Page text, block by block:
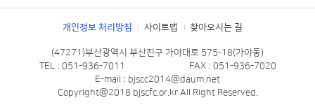
개인정보 처리방침 사이트맵 찾아오시는 길
(47271)부산광역시 부산진구 가야대로 575-18(가야동)
TEL : 051-936-7011
FAX : 051-936-7020
E-mail : bjscc2014@daum.net
Copyright@2018 bjscfc.or.kr All Right Reserved.